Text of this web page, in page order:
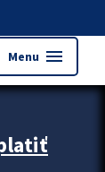
Menu menu